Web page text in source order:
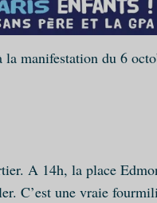
manifestation du 6
A 14h, la place
C’est une vraie